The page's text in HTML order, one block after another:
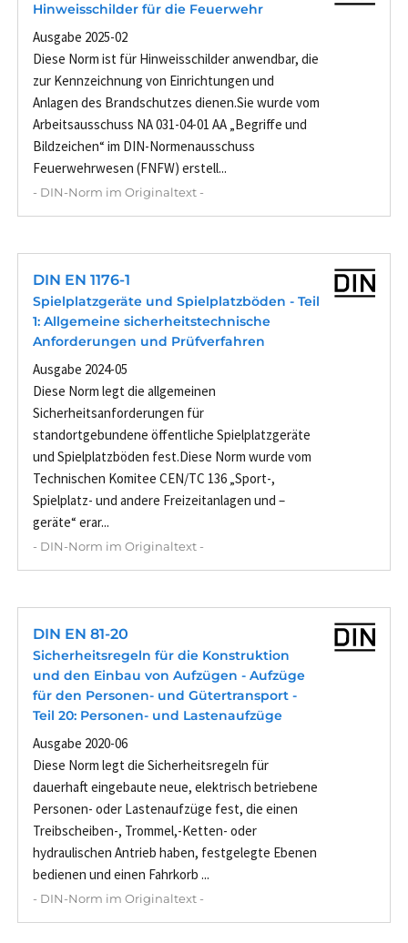
Hinweisschilder für die Feuerwehr
Ausgabe 2025-02
Diese Norm ist für Hinweisschilder anwendbar, die
zur Kennzeichnung von Einrichtungen und
Anlagen des Brandschutzes dienen.Sie wurde vom
Arbeitsausschuss NA 031-04-01 AA „Begriffe und
Bildzeichen“ im DIN-Normenausschuss
Feuerwehrwesen (FNFW) erstell...
- DIN-Norm im Originaltext -
DIN EN 1176-1
Spielplatzgeräte und Spielplatzböden - Teil
1: Allgemeine sicherheitstechnische
Anforderungen und Prüfverfahren
Ausgabe 2024-05
Diese Norm legt die allgemeinen
Sicherheitsanforderungen für
standortgebundene öffentliche Spielplatzgeräte
und Spielplatzböden fest.Diese Norm wurde vom
Technischen Komitee CEN/TC 136 „Sport-,
Spielplatz- und andere Freizeitanlagen und –
geräte“ erar...
- DIN-Norm im Originaltext -
DIN EN 81-20
Sicherheitsregeln für die Konstruktion
und den Einbau von Aufzügen - Aufzüge
für den Personen- und Gütertransport -
Teil 20: Personen- und Lastenaufzüge
Ausgabe 2020-06
Diese Norm legt die Sicherheitsregeln für
dauerhaft eingebaute neue, elektrisch betriebene
Personen- oder Lastenaufzüge fest, die einen
Treibscheiben-, Trommel,-Ketten- oder
hydraulischen Antrieb haben, festgelegte Ebenen
bedienen und einen Fahrkorb ...
- DIN-Norm im Originaltext -